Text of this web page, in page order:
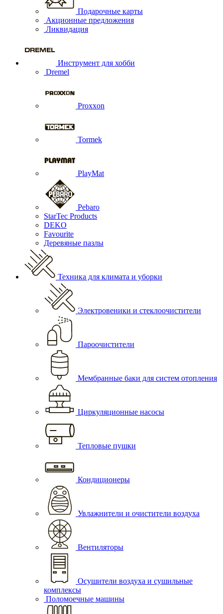
Подарочные карты
Акционные предложения
Ликвидация
Инструмент для хобби
Dremel
Proxxon
Tormek
PlayMat
Pebaro
StarTec Products
DEKO
Favourite
Деревяные пазлы
Техника для климата и уборки
Электровеники и стеклоочистители
Пароочистители
Мембранные баки для систем отопления
Циркуляционные насосы
Тепловые пушки
Кондиционеры
Увлажнители и очистители воздуха
Вентиляторы
Осушители воздуха и сушильные
комплексы
Поломоечные машины